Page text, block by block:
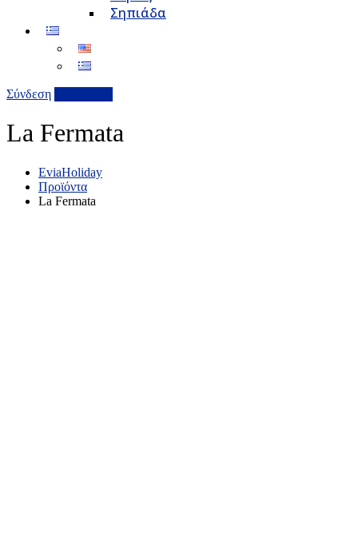
Σηπιάδα
Σύνδεση
La Fermata
EviaHoliday
Προϊόντα
La Fermata